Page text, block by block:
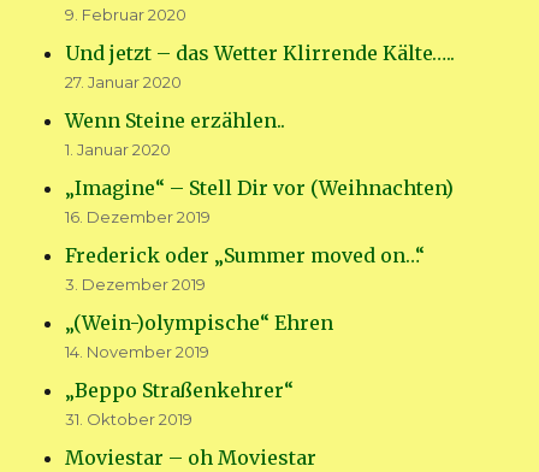
9. Februar 2020
Und jetzt – das Wetter Klirrende Kälte…..
27. Januar 2020
Wenn Steine erzählen..
1. Januar 2020
„Imagine“ – Stell Dir vor (Weihnachten)
16. Dezember 2019
Frederick oder „Summer moved on…“
3. Dezember 2019
„(Wein-)olympische“ Ehren
14. November 2019
„Beppo Straßenkehrer“
31. Oktober 2019
Moviestar – oh Moviestar